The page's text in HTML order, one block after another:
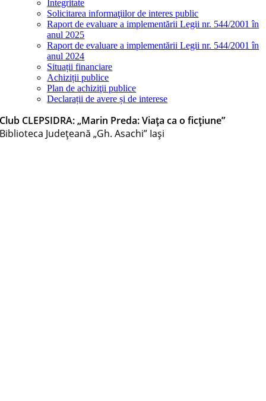
Integritate
Solicitarea informaţiilor de interes public
Raport de evaluare a implementării Legii nr. 544/2001 în
anul 2025
Raport de evaluare a implementării Legii nr. 544/2001 în
anul 2024
Situații financiare
Achiziții publice
Plan de achiziţii publice
Declarații de avere și de interese
Club CLEPSIDRA: „Marin Preda: Viața ca o ficțiune”
Biblioteca Judeţeană „Gh. Asachi” Iaşi